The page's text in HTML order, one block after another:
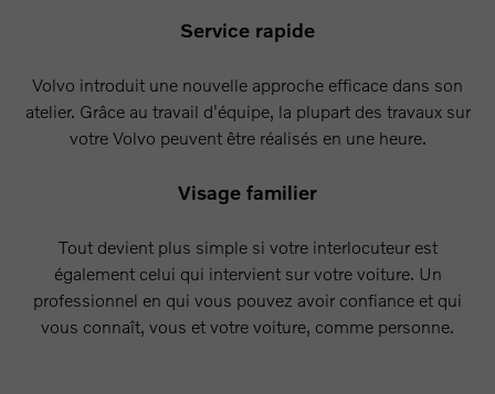
Service rapide
Volvo introduit une nouvelle approche efficace dans son
atelier. Grâce au travail d'équipe, la plupart des travaux sur
votre Volvo peuvent être réalisés en une heure.
Visage familier
Tout devient plus simple si votre interlocuteur est
également celui qui intervient sur votre voiture. Un
professionnel en qui vous pouvez avoir confiance et qui
vous connaît, vous et votre voiture, comme personne.